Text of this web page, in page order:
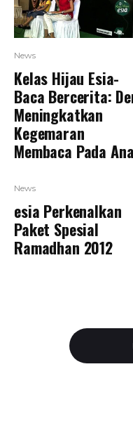
News
Kelas Hijau Esia-
Baca Bercerita:
Meningkatkan
Kegemaran
Membaca Pada
News
esia Perkenalkan
Paket Spesial
Ramadhan 2012